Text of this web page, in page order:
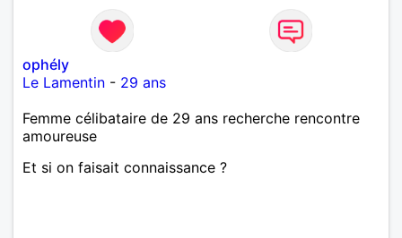
ophély
Le Lamentin - 29 ans
Femme célibataire de 29 ans recherche rencontre
amoureuse
Et si on faisait connaissance ?